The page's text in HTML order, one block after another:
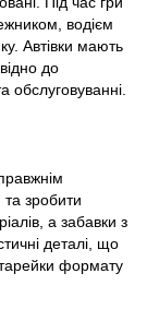
водієм
Автівки мають
до
обслуговуванні.
та зробити
а забавки з
деталі, що
формату